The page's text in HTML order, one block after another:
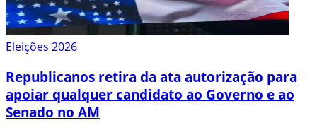
Eleições 2026
Republicanos retira da ata autorização para
apoiar qualquer candidato ao Governo e ao
Senado no AM